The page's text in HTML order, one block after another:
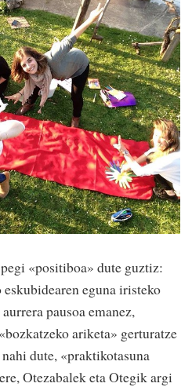
«positiboa» dute guztiz:
eguna iristeko
pausoa emanez,
ariketa» gerturatze
dute, «praktikotasuna
Otezabalek eta Otegik argi